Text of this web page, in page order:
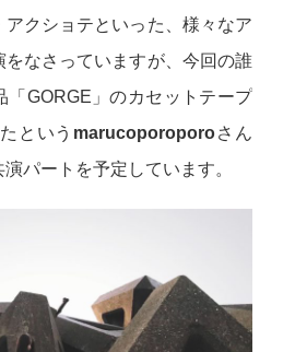
アクショテといった、様々なア
をなさっていますが、今回の誰
「GORGE」のカセットテープ
という marucoporoporoさん
パートを予定しています。